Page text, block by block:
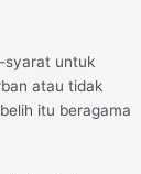
syarat untuk
atau tidak
itu beragama